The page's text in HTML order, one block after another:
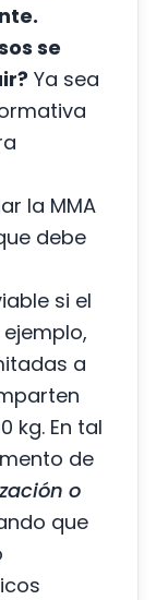
se
Ya sea
la MMA
debe
si el
a
kg. En tal
de
o
que